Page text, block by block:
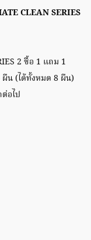
CLEAN SERIES
2 ซื้อ 1 แถม 1
น (ได้ทั้งหมด 8 ผืน)
อไป